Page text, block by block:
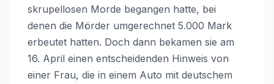
skrupellosen Morde begangen hatte, bei
denen die Mörder umgerechnet 5.000 Mark
erbeutet hatten. Doch dann bekamen sie am
16. April einen entscheidenden Hinweis von
einer Frau, die in einem Auto mit deutschem